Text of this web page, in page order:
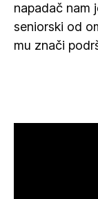
napadač nam
seniorski od
mu znači